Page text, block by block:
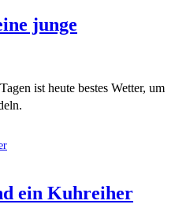
junge
ist heute bestes Wetter, um
ein Kuhreiher